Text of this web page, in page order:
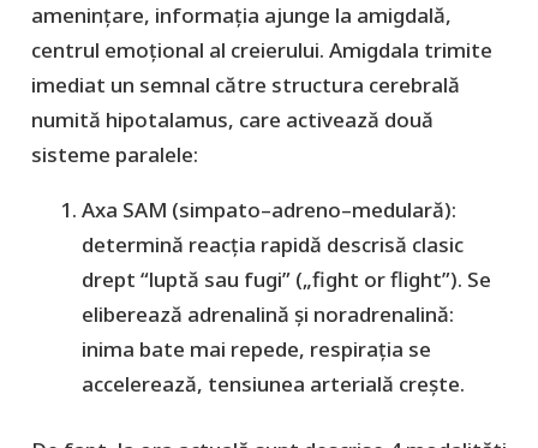
amenințare, informația ajunge la amigdală,
centrul emoțional al creierului. Amigdala trimite
imediat un semnal către structura cerebrală
numită hipotalamus, care activează două
sisteme paralele:
Axa SAM (simpato–adreno–medulară):
determină reacția rapidă descrisă clasic
drept “luptă sau fugi” („fight or flight”). Se
eliberează adrenalină și noradrenalină:
inima bate mai repede, respirația se
accelerează, tensiunea arterială crește.